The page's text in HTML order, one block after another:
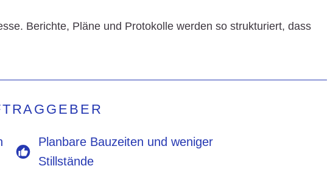
Berichte, Pläne und Protokolle werden so strukturiert, dass
Planbare Bauzeiten und weniger
Stillstände